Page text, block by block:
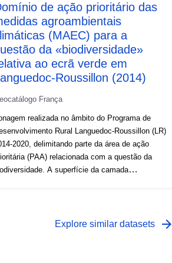
de ação prioritário das
agroambientais
(MAEC) para a
da «biodiversidade»
ao ecrã verde em
Roussillon (2014)
França
realizada no âmbito do Programa de
Rural Languedoc-Roussillon (LR)
2020, delimitando parte da área de ação
(PAA) relacionada com a questão da
A superfície da camada
retida incorpora, assim, a aderência dos
Explore similar datasets arrow_forward